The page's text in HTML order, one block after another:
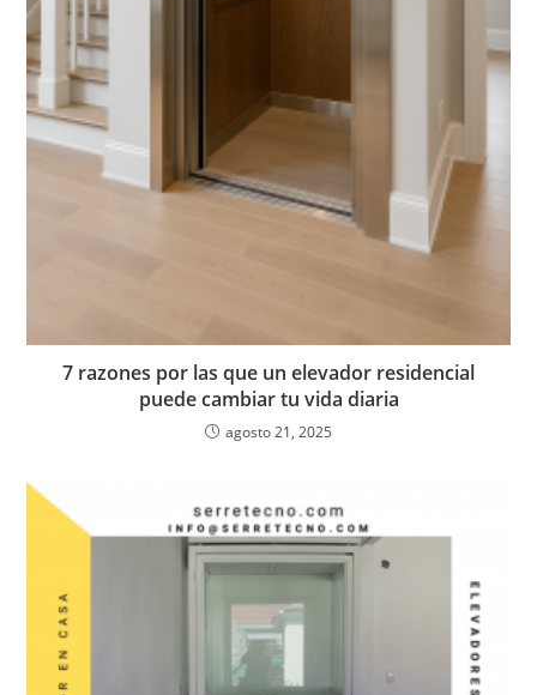
7 razones por las que un elevador residencial
puede cambiar tu vida diaria
agosto 21, 2025